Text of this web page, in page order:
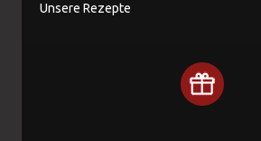
Unsere Rezepte